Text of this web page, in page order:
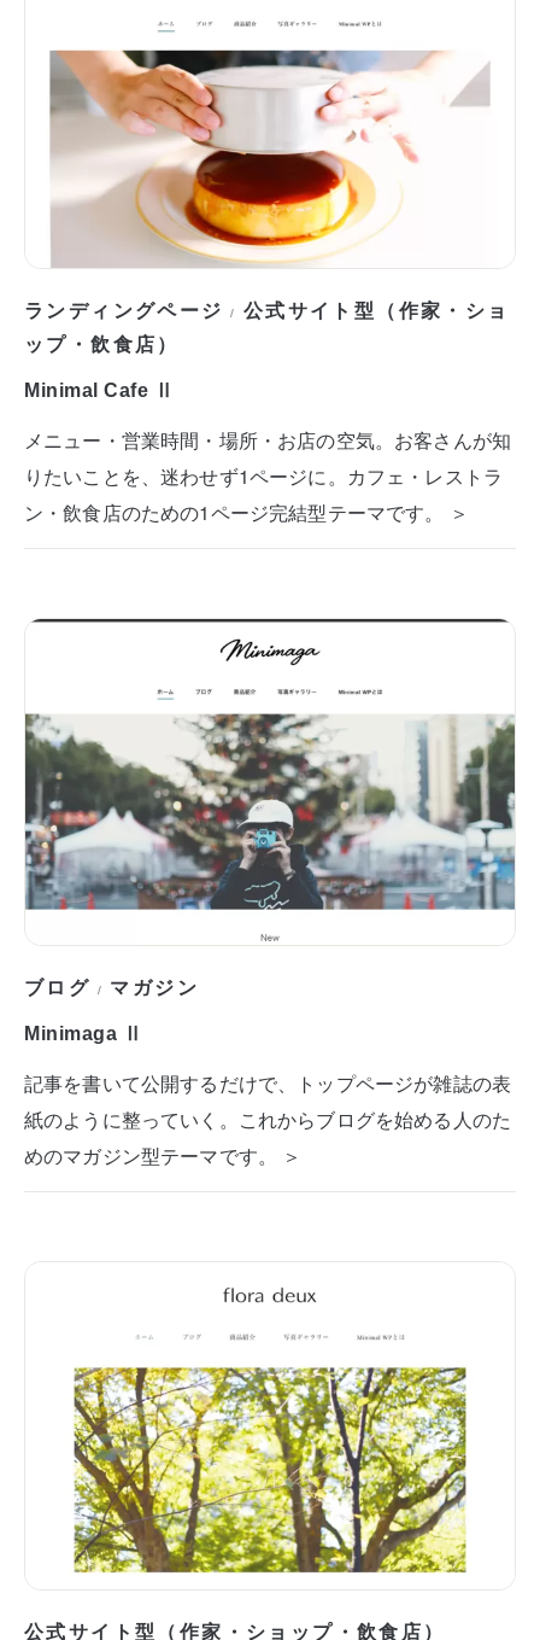
ランディングページ / 公式サイト型（作家・ショ
ップ・飲食店）
Minimal Cafe Ⅱ
メニュー・営業時間・場所・お店の空気。お客さんが知
りたいことを、迷わせず1ページに。カフェ・レストラ
ン・飲食店のための1ページ完結型テーマです。 ＞
ブログ / マガジン
Minimaga Ⅱ
記事を書いて公開するだけで、トップページが雑誌の表
紙のように整っていく。これからブログを始める人のた
めのマガジン型テーマです。 ＞
公式サイト型（作家・ショップ・飲食店）